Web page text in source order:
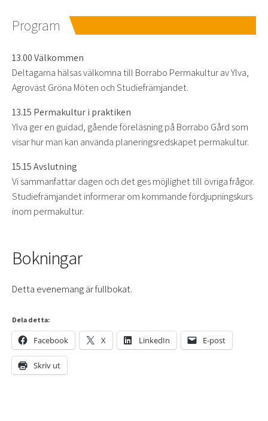
Program
13.00 Välkommen
Deltagarna hälsas välkomna till Borrabo Permakultur av Ylva,
Agroväst Gröna Möten och Studiefrämjandet.
13.15 Permakultur i praktiken
Ylva ger en guidad, gående föreläsning på Borrabo Gård som
visar hur man kan använda planeringsredskapet permakultur.
15.15 Avslutning
Vi sammanfattar dagen och det ges möjlighet till övriga frågor.
Studiefrämjandet informerar om kommande fördjupningskurs
inom permakultur.
Bokningar
Detta evenemang är fullbokat.
Dela detta:
Facebook X LinkedIn E-post
Skriv ut